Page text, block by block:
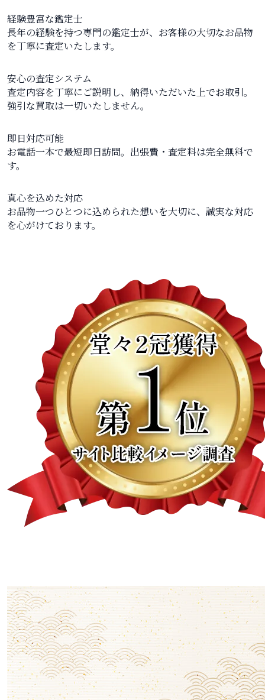
経験豊富な鑑定士
長年の経験を持つ専門の鑑定士が、お客様の大切なお品物
を丁寧に査定いたします。
安心の査定システム
査定内容を丁寧にご説明し、納得いただいた上でお取引。
強引な買取は一切いたしません。
即日対応可能
お電話一本で最短即日訪問。出張費・査定料は完全無料で
す。
真心を込めた対応
お品物一つひとつに込められた想いを大切に、誠実な対応
を心がけております。